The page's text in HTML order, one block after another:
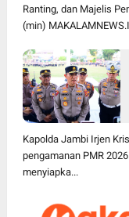
Ranting, dan Majelis
(min)
Kapolda Jambi Irjen
pengamanan PMR
menyiapka...